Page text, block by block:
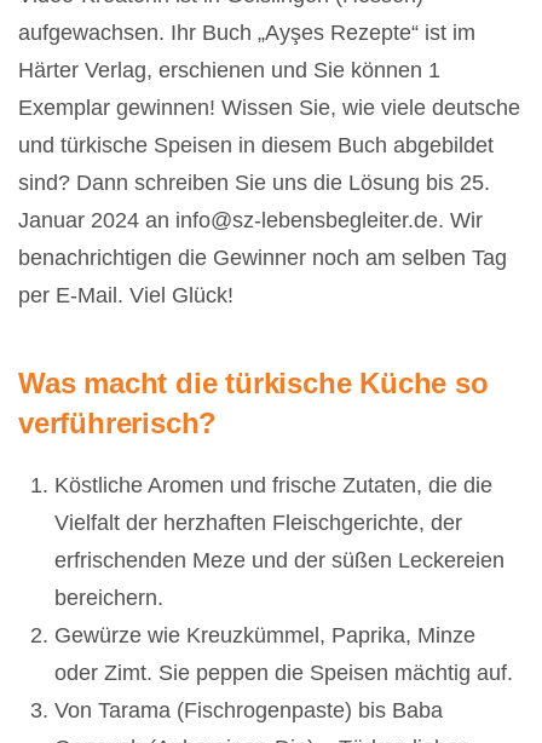
aufgewachsen. Ihr Buch „Ayşes Rezepte“ ist im
Härter Verlag, erschienen und Sie können 1
Exemplar gewinnen! Wissen Sie, wie viele deutsche
und türkische Speisen in diesem Buch abgebildet
sind? Dann schreiben Sie uns die Lösung bis 25.
Januar 2024 an info@sz-lebensbegleiter.de. Wir
benachrichtigen die Gewinner noch am selben Tag
per E-Mail. Viel Glück!
Was macht die türkische Küche so
verführerisch?
Köstliche Aromen und frische Zutaten, die die
Vielfalt der herzhaften Fleischgerichte, der
erfrischenden Meze und der süßen Leckereien
bereichern.
Gewürze wie Kreuzkümmel, Paprika, Minze
oder Zimt. Sie peppen die Speisen mächtig auf.
Von Tarama (Fischrogenpaste) bis Baba